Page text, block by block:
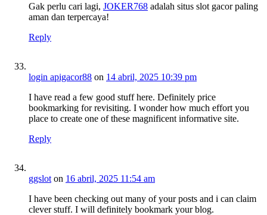
Gak perlu cari lagi, JOKER768 adalah situs slot gacor paling
aman dan terpercaya!
Reply
login apigacor88 on 14 abril, 2025 10:39 pm
I have read a few good stuff here. Definitely price
bookmarking for revisiting. I wonder how much effort you
place to create one of these magnificent informative site.
Reply
ggslot on 16 abril, 2025 11:54 am
I have been checking out many of your posts and i can claim
clever stuff. I will definitely bookmark your blog.